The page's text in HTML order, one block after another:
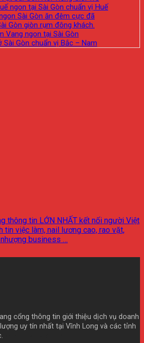
ngon tại Sài Gòn chuẩn vị Huế
Sài Gòn ăn đêm cực đã
Gòn giòn rụm đông khách.
Vang ngon tại Sài Gòn
Sài Gòn chuẩn vị Bắc – Nam
thông tin LỚN NHẤT kết nối người Việt
tin việc làm, nail lương cao, rao vặt,
business …
cổng thông tin giới thiệu dịch vụ doanh
uy tín nhất tại Vĩnh Long và các tỉnh